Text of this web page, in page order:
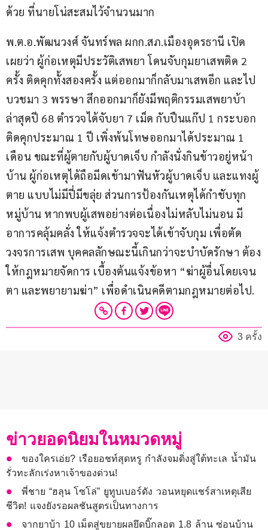
ด้วย ที่นายโน่สะสมไว้จำนวนมาก
พ.ต.อ.พัฒนวงศ์ จันทร์พล ผกก.สภ.เมืองอุดรธานี เปิด
เผยว่า ผู้ก่อเหตุมีประวัติเสพยา โดนจับกุมยาเสพติด 2
ครั้ง ติดคุกทั้งสองครั้ง แต่ออกมาก็กลับมาเสพอีก และไป
บวชมา 3 พรรษา สึกออกมาก็ยังมีพฤติกรรมเสพยาบ้า
ล่าสุดปี 68 ตำรวจได้จับยา 7 เม็ด กับปืนแก๊ป 1 กระบอก
ติดคุกประมาณ 1 ปี เพิ่งพ้นโทษออกมาได้ประมาณ 1
เดือน ขณะที่ผู้ตายกับผู้บาดเจ็บ กำลังนั่งกินข้าวอยู่หน้า
บ้าน ผู้ก่อเหตุได้ถือมีดเข้ามาฟันหัวผู้บาดเจ็บ และแทงผู้
ตาย แบบไม่มีปี่มีขลุ่ย ส่วนการป้องกันเหตุได้กำชับทุก
หมู่บ้าน หากพบผู้เสพอย่างต่อเนื่องไม่หลับไม่นอน มี
อาการคลุ้มคลั่ง ให้แจ้งตำรวจจะได้เข้าจับกุม เพื่อตัด
วงจรการเสพ บุคคลลักษณะนี้เกินกว่าจะบำบัดรักษา ต้อง
ให้กฎหมายจัดการ เบื้องต้นแจ้งข้อหา “ฆ่าผู้อื่นโดยเจน
ตา และพยายามฆ่า” เพื่อดำเนินคดีตามกฎหมายต่อไป.
3 ครั้ง
ข่าวยอดนิยมในหมวดหมู่
ของใครเอ่ย? เรือยอชท์สุดหรู กำลังจมดิ่งสู่ใต้ทะเล น้ำมัน
รั่วทะลักเร่งหาเจ้าของด่วน!
พี่ชาย “ฮลุน โซโล่” ยูทูบเบอร์ดัง วอนหยุดแชร์สาเหตุเสีย
ชีวิต! แจงยังรอผลชันสูตรเป็นทางการ
จากยาบ้า 10 เม็ดสู่ขยายผลยึดบิ๊กลอต 1.8 ล้าน ซ่อนบ้าน